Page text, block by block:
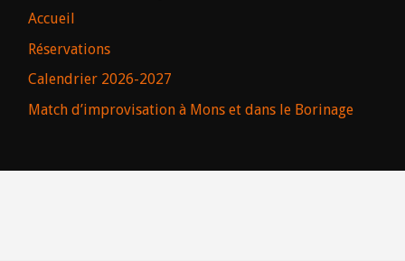
Accueil
Réservations
Calendrier 2026-2027
Match d’improvisation à Mons et dans le Borinage